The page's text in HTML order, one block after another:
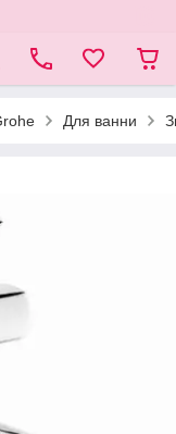
Для ванни